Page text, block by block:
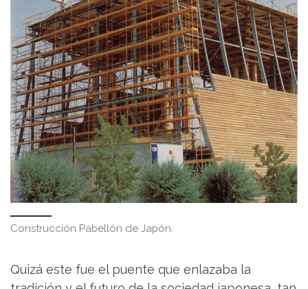
Construcción Pabellón de Japón.
Quizá este fue el puente que enlazaba la